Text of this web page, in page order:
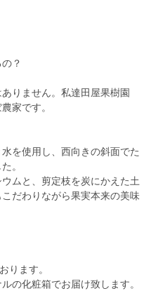
？
りません。私達田屋果樹園
家です。
を使用し、西向きの斜面でた
。
ムと、剪定枝を炭にかえた土
だわりながら果実本来の美味
ります。
の化粧箱でお届け致します。